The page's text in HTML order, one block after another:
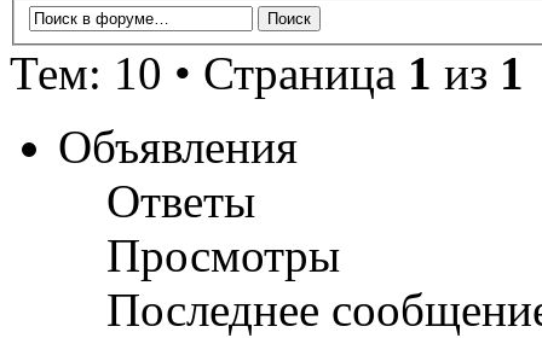
Тем: 10 • Страница 1 из 1
Объявления
Ответы
Просмотры
Последнее